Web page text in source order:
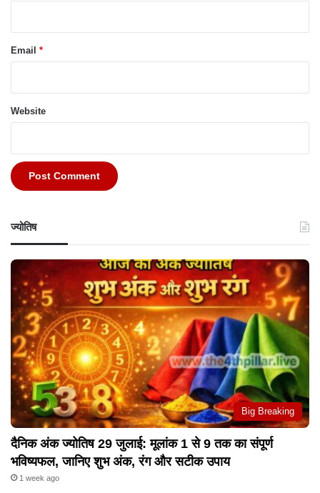
Email *
Website
ज्योतिष
Big Breaking
दैनिक अंक ज्योतिष 29 जुलाई: मूलांक 1 से 9 तक का संपूर्ण
भविष्यफल, जानिए शुभ अंक, रंग और सटीक उपाय
1 week ago